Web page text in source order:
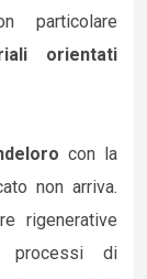
particolare
orientati
con la
non arriva.
rigenerative
processi di